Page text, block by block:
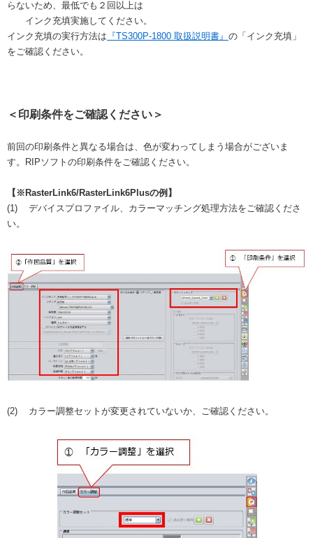
らないため、最低でも２回以上は
インク充填実施してください。
インク充填の実行方法は 『TS300P-1800 取扱説明書』 の「インク充填」
をご確認ください。
＜印刷条件をご確認ください＞
前回の印刷条件と異なる場合は、色が変わってしまう場合がございま
す。RIPソフトの印刷条件をご確認ください。
【※RasterLink6/RasterLink6Plusの例】
(1) デバイスプロファイル、カラーマッチング処理方法をご確認くださ
い。
(2) カラー調整セットが変更されていないか、ご確認ください。